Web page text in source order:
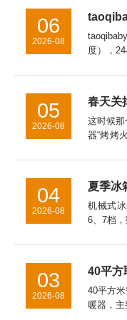
度），
06
2026-08
春天关
这时候
器“烤烤
白白多
05
2026-08
夏季冰
机械式
6、7档
季节温
档上，
04
2026-08
40平方
40平方
暖器，
03
2026-08